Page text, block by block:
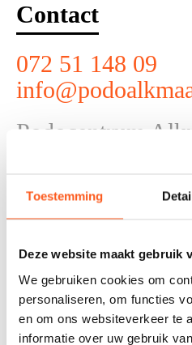
Toestemming
Deze website maakt gebruik
We gebruiken cookies om
personaliseren, om functies
en om ons websiteverkeer te
informatie over uw gebruik
Contact
072 51 148 09
Podocentrum
E-mailadres *
Telefoonnummer